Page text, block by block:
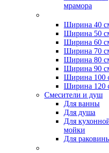
мрамора
Ширина 40
Ширина 50
Ширина 60
Ширина 70
Ширина 80
Ширина 90
Ширина 100
Ширина 120
Смесители и душ
Для ванны
Для душа
Для
мойки
Для